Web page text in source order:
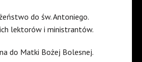
do św. Antoniego.
lektorów i ministrantów.
do Matki Bożej Bolesnej.